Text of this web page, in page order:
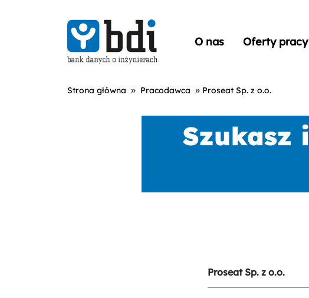
O nas Oferty pracy
Strona główna » Pracodawca » Proseat Sp. z o.o.
Proseat Sp. z o.o.